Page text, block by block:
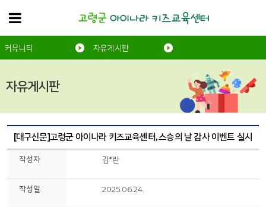
자유게시판
커뮤니티 자유게시판
[대구신문]고령군 아이나라 키즈교육센터, 스승의 날 감사 이벤트 실시
작성자 김*란
작성일 2025.06.24.